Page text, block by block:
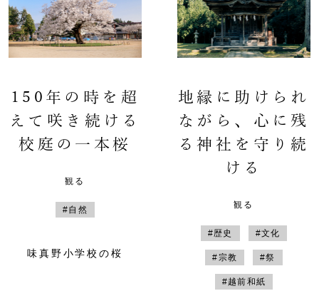
150年の時を超
えて咲き続ける
校庭の一本桜
観る
#自然
味真野小学校の桜
地縁に助けられ
ながら、心に残
る神社を守り続
ける
観る
#歴史 #文化
#宗教 #祭
#越前和紙